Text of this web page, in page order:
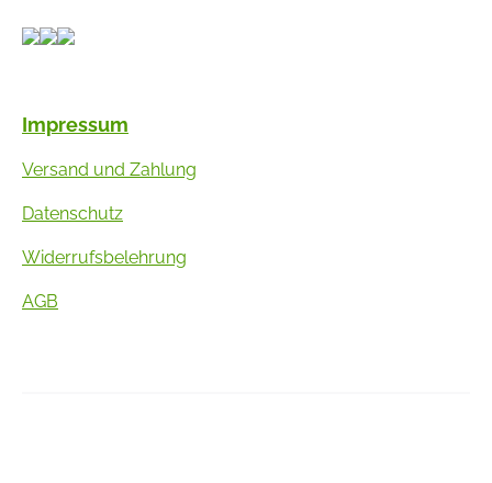
Impressum
Versand und Zahlung
Datenschutz
Widerrufsbelehrung
AGB